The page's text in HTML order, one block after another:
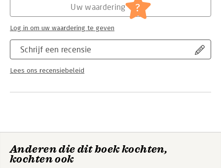
Schrijf een recensie
Lees ons recensiebeleid
Uw waardering ?
Log in om uw waardering te geven
Anderen die dit boek kochten,
kochten ook